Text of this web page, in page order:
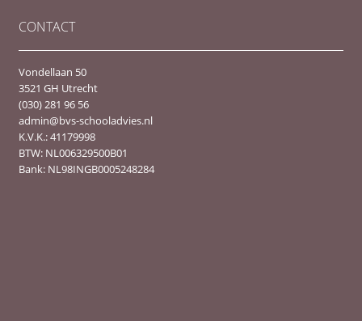
CONTACT
Vondellaan 50
3521 GH Utrecht
(030) 281 96 56
admin@bvs-schooladvies.nl
K.V.K.: 41179998
BTW: NL006329500B01
Bank: NL98INGB0005248284